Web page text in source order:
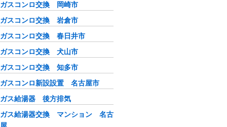
ガスコンロ交換 岡崎市
ガスコンロ交換 岩倉市
ガスコンロ交換 春日井市
ガスコンロ交換 犬山市
ガスコンロ交換 知多市
ガスコンロ新設設置 名古屋市
ガス給湯器 後方排気
ガス給湯器交換 マンション 名古